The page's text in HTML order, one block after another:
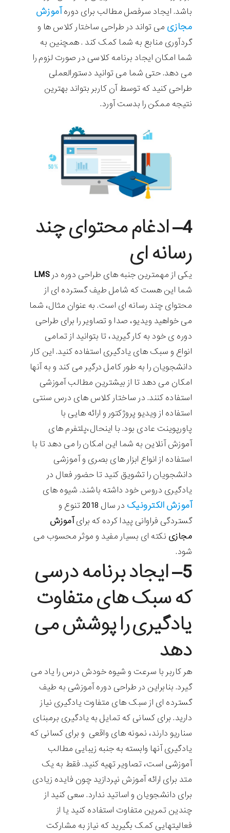
باشد. ایجاد سرفصل مطالب برای دورهآموزش
مجازی می تواند در طراحی ساختار کلاس ها و
گردآوری منابع به شما کمک کند . همچنین به
شما امکان ایجاد برنامه کلاسی در صورت لزوم را
می دهد. حتی شما می توانید دستورالعملی
طراحی کنید که توسط آن کاربر بتواند بهترین
نتیجه ممکن را بدست آورد.
4– ادغام محتوای چند
رسانه ای
یکی از مهمترین جنبه های طراحی دوره در LMS
شما این هست که شامل طیف گسترده ای از
محتوای چند رسانه ای است. به عنوان مثال، شما
می خواهید ویدیو، صدا و تصاویر را برای طراحی
دوره ی خود به کار گیرید، تا بتوانید از تمامی
انواع و سبک های یادگیری استفاده کنید. این کار
دانشجویان را به طور کامل درگیر می کند و به آنها
امکان می دهد تا از بیشترین مطالب آموزشی
استفاده کنند. در ساختار کلاس های درس سنتی
استفاده از ویدیو پروژکتور و ارائه هایی با
پاورپوینت عادی بود. با اینحال،پلتفرم های
آموزش آنلاین به شما این امکان را می دهد تا با
استفاده از انواع ابزار های بصری و آموزشی
دانشجویان را تشویق کنید تا حضور فعال در
یادگیری دروس خود داشته باشند. شیوه های
آموزش الکترونیک در سال 2018تنوع و
گستردگی فراوانی پیدا کرده که برایآموزش
مجازی نکته ای بسیار مفید و موثر محسوب می
شود.
5– ایجاد برنامه درسی
که سبک های متفاوت
یادگیری را پوشش می
دهد
هر کاربر با سرعت و شیوه خودش درس را یاد می
گیرد. بنابراین در طراحی دوره آموزشی به طیف
گسترده ای از سبک های متفاوت یادگیری نیاز
دارید. برای کسانی که تمایل به یادگیری برمبنای
سناریو دارند، نمونه های واقعی و برای کسانی که
یادگیری آنها وابسته به جنبه زیبایی مطالب
آموزشی است، تصاویر تهیه کنید. فقط به یک
متد برای ارائه آموزش نپردازید چون فایده زیادی
برای دانشجویان و اساتید ندارد. سعی کنید از
چندین تمرین متفاوت استفاده کنید یا از
فعالیتهایی کمک بگیرید که نیاز به مشارکت